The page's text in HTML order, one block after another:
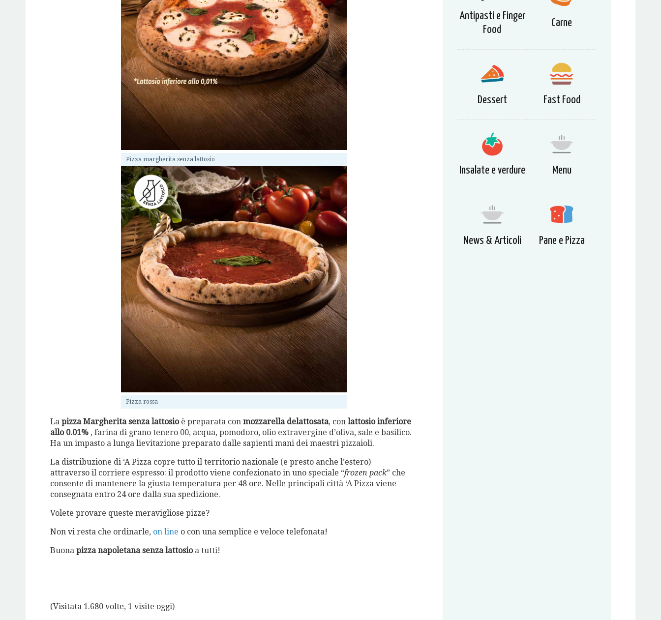
Pizza margherita senza lattosio
Pizza rossa
La pizza Margherita senza lattosioè preparata con mozzarella delattosata, con lattosio inferiore
allo 0.01% , farina di grano tenero 00, acqua, pomodoro, olio extravergine d’oliva, sale e basilico.
Ha un impasto a lunga lievitazione preparato dalle sapienti mani dei maestri pizzaioli.
La distribuzione di ‘A Pizza copre tutto il territorio nazionale (e presto anche l’estero)
attraverso il corriere espresso: il prodotto viene confezionato in uno speciale “frozen pack” che
consente di mantenere la giusta temperatura per 48 ore. Nelle principali città ‘A Pizza viene
consegnata entro 24 ore dalla sua spedizione.
Volete provare queste meravigliose pizze?
Non vi resta che ordinarle, on line o con una semplice e veloce telefonata!
Buona pizza napoletana senza lattosioa tutti!
(Visitata 1.680 volte, 1 visite oggi)
Antipasti e Finger
Food
Carne
Dessert Fast Food
Insalate e verdure Menu
News & Articoli Pane e Pizza